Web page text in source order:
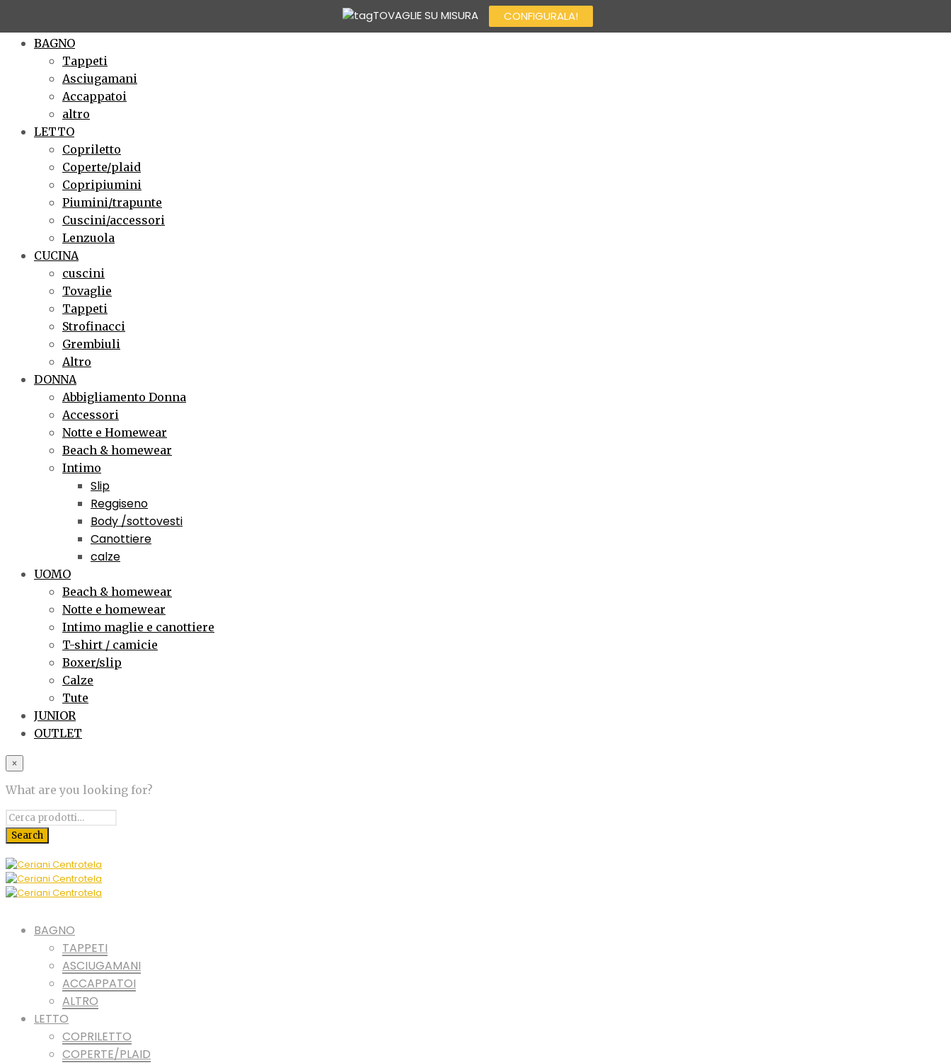
BAGNO
Tappeti
Asciugamani
Accappatoi
altro
LETTO
Copriletto
Coperte/plaid
Copripiumini
Piumini/trapunte
Cuscini/accessori
Lenzuola
CUCINA
cuscini
Tovaglie
Tappeti
Strofinacci
Grembiuli
Altro
DONNA
Abbigliamento Donna
Accessori
Notte e Homewear
Beach & homewear
Intimo
Slip
Reggiseno
Body /sottovesti
Canottiere
calze
UOMO
Beach & homewear
Notte e homewear
Intimo maglie e canottiere
T-shirt / camicie
Boxer/slip
Calze
Tute
JUNIOR
OUTLET
×
What are you looking for?
BAGNO
TAPPETI
ASCIUGAMANI
ACCAPPATOI
ALTRO
LETTO
COPRILETTO
COPERTE/PLAID
TOVAGLIE SU MISURA CONFIGURALA!